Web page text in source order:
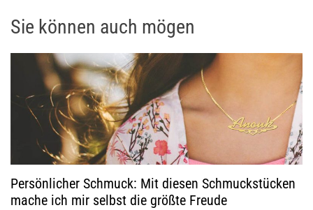
a
v
t
Sie können auch mögen
Persönlicher Schmuck: Mit diesen Schmuckstücken
mache ich mir selbst die größte Freude